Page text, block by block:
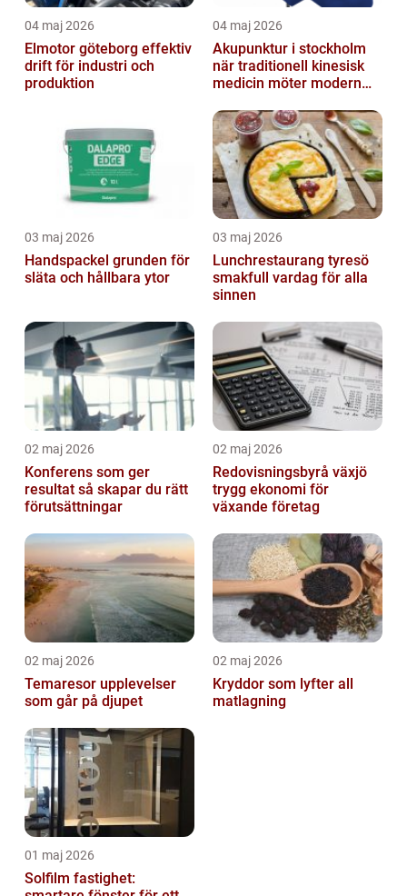
04 maj 2026
Elmotor göteborg effektiv
drift för industri och
produktion
04 maj 2026
Akupunktur i stockholm
när traditionell kinesisk
medicin möter modern
03 maj 2026
Handspackel grunden för
släta och hållbara ytor
03 maj 2026
Lunchrestaurang tyresö
smakfull vardag för alla
sinnen
02 maj 2026
Konferens som ger
resultat så skapar du rätt
förutsättningar
02 maj 2026
Redovisningsbyrå växjö
trygg ekonomi för
växande företag
02 maj 2026
Temaresor upplevelser
som går på djupet
02 maj 2026
Kryddor som lyfter all
matlagning
01 maj 2026
Solfilm fastighet: